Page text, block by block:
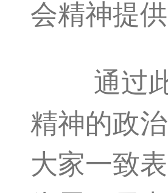
会精神提
通过此
精神的政
大家一致